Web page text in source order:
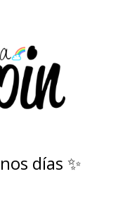
días ✨